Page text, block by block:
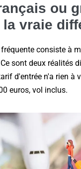
ou
vraie
consiste à
sont deux réalités
d'entrée n'a rien à
euros, vol inclus.